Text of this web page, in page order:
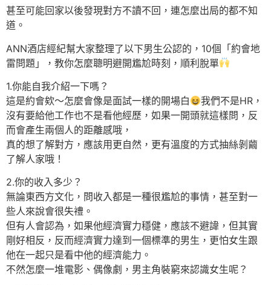
甚至可能回家以後發現對方不讀不回，連怎麼出局的都不知
道。
ANN酒店經紀幫大家整理了以下男生公認的，10個「約會地
雷問題」，教你怎麼聰明避開尷尬時刻，順利脫單
1.你能自我介紹一下嗎？
這是約會欸～怎麼會像是面試一樣的開場白
我們不是HR，
沒有要給他工作也不是看他經歷，如果一開頭就這樣問，反
而會產生兩個人的距離感哦，
真的想了解對方，應該用更自然，更有溫度的方式抽絲剝繭
了解人家哦！
2.你的收入多少？
無論東西方文化，問收入都是一種很尷尬的事情，甚至對一
些人來說會很失禮。
但有人會認為，如果他經濟實力穩健，應該不避諱，但其實
剛好相反，反而經濟實力達到一個標準的男生，更怕女生跟
他在一起只是看中他的經濟能力。
不然怎麼一堆電影、偶像劇，男主角裝窮來認識女生呢？